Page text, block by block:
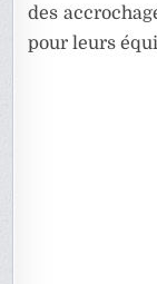
des
pour leurs